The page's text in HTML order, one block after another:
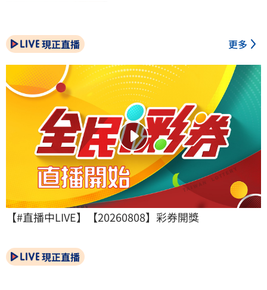
現正直播 更多
【#直播中LIVE】【20260808】彩券開獎
現正直播